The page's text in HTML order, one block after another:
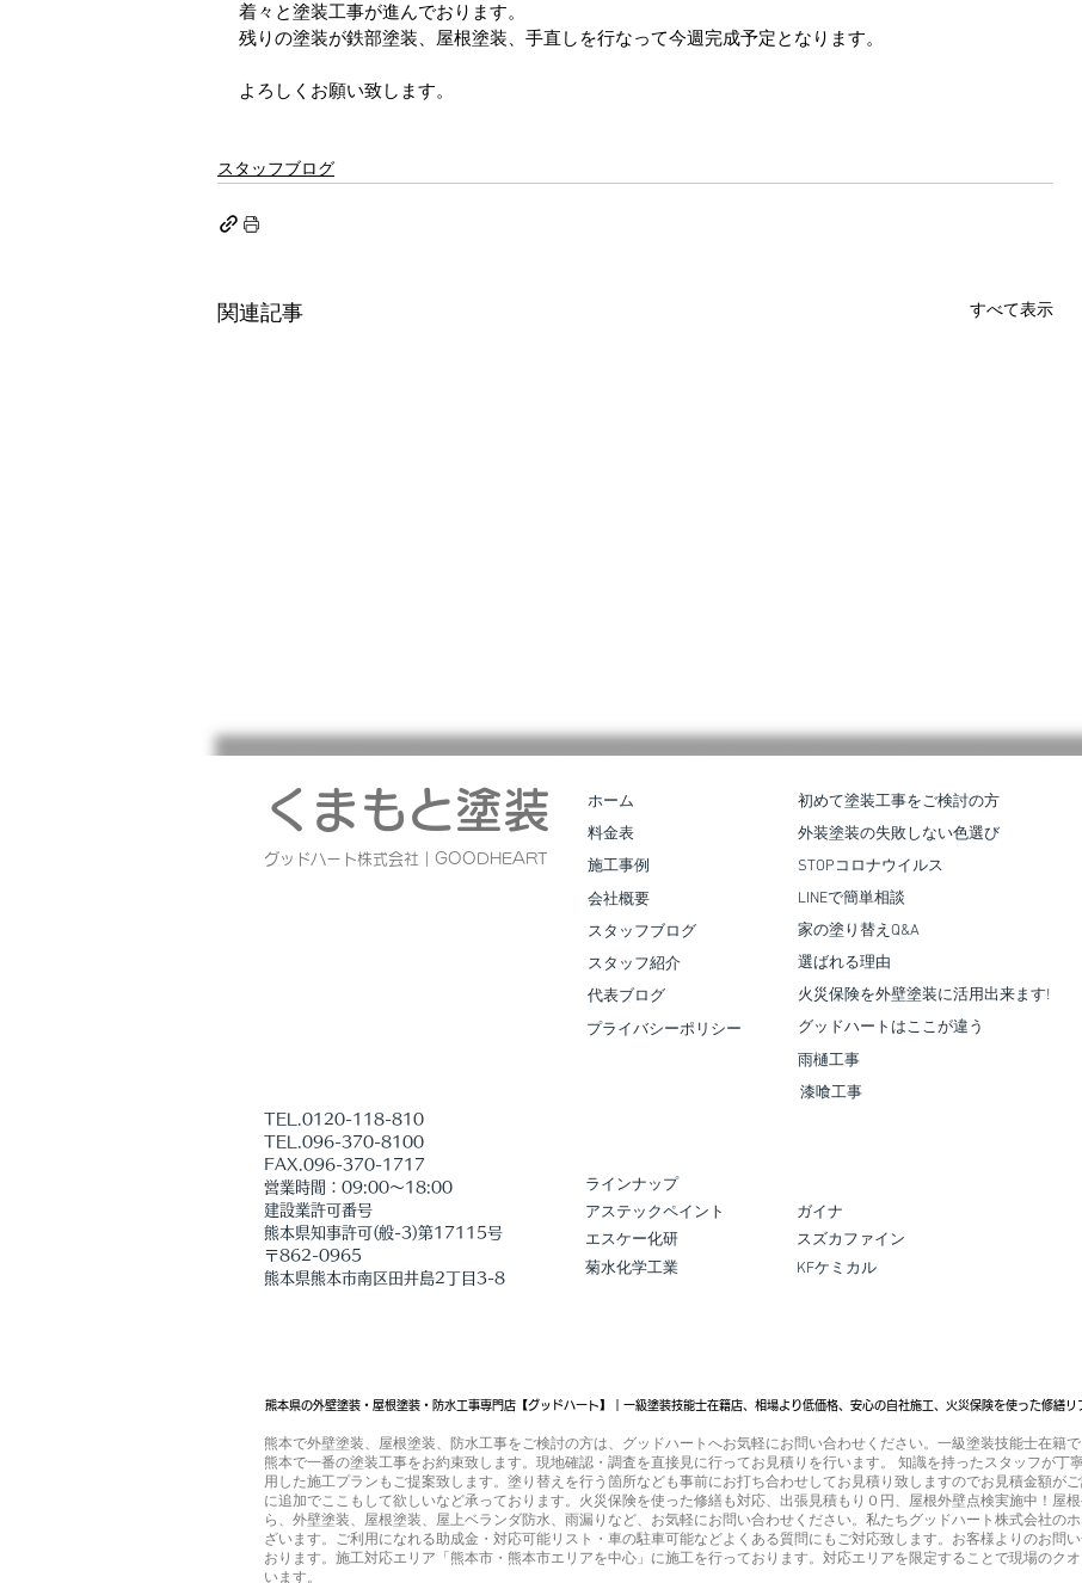
着々と塗装工事が進んでおります。
残りの塗装が鉄部塗装、屋根塗装、手直しを行なって今週完成予定となります。
よろしくお願い致します。
スタッフブログ
関連記事 すべて表示
に、 心よりお見舞い申し上げます。 弊
社では、社員、協力業者の安全を確保
しながら これまで弊社で工事させてい
合志市須屋｜屋根葺き替え・外壁
くまもと塗装
グッドハート株式会社｜GOODHEART
ホーム
料金表
施工事例
会社概要
スタッフブログ
スタッフ紹介
代表ブログ
プライバシーポリシー
初めて塗装工事をご検討の方
外装塗装の失敗しない色選び
STOPコロナウイルス
LINEで簡単相談
家の塗り替えQ&A
選ばれる理由
火災保険を外壁塗装に活用出来ます!
グッドハートはここが違う
雨樋工事
漆喰工事
TEL.0120-118-810
TEL.096-370-8100
​FAX.096-370-1717
営業時間：09:00～18:00
建設業許可番号
熊本県知事許可(般-3)第17115号
〒862-0965
熊本県熊本市南区田井島2丁目3-8
ラインナップ
​アステックペイント
エスケー化研
菊水化学工業
ガイナ
スズカファイン
KFケミカル
熊本県の外壁塗装・屋根塗装・防水工事専門店【グッドハート】｜一級塗装技能士在籍店、相場より低価格、安心の自社施工、火災保険を使った修繕リ
熊本で外壁塗装、屋根塗装、防水工事をご検討の方は、グッドハートへお気軽にお問い合わせください。一級塗装技能士在籍
熊本で一番の塗装工事をお約束致します。現地確認・調査を直接見に行ってお見積りを行います。 知識を持ったスタッフが丁
用した施工プランもご提案致します。塗り替えを行う箇所なども事前にお打ち合わせしてお見積り致しますのでお見積金額が
に追加でここもして欲しいなど承っております。火災保険を使った修繕も対応、出張見積もり０円、屋根外壁点検実施中！屋
ら、外壁塗装、屋根塗装、屋上ベランダ防水、雨漏りなど、お気軽にお問い合わせください。私たちグッドハート株式会社の
ざいます。ご利用になれる助成金・対応可能リスト・車の駐車可能などよくある質問にもご対応致します。お客様よりのお問
おります。施工対応エリア「熊本市・熊本市エリアを中心」に施工を行っております。対応エリアを限定することで現場のク
います。